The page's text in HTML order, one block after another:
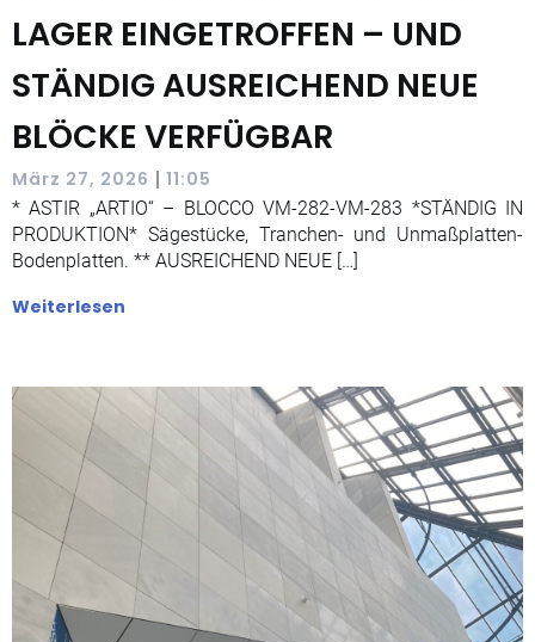
LAGER EINGETROFFEN – UND
STÄNDIG AUSREICHEND NEUE
BLÖCKE VERFÜGBAR
März 27, 2026 | 11:05
* ASTIR „ARTIO“ – BLOCCO VM-282-VM-283 *STÄNDIG IN
PRODUKTION* Sägestücke, Tranchen- und Unmaßplatten-
Bodenplatten. ** AUSREICHEND NEUE […]
Weiterlesen